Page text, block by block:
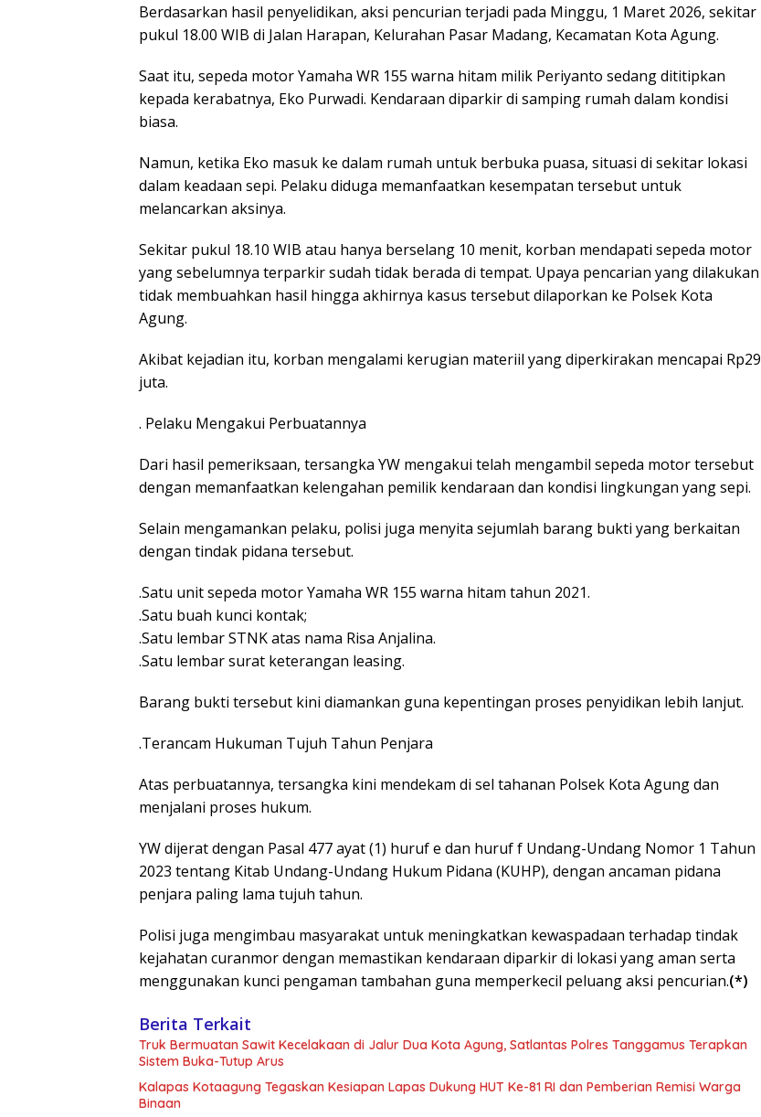
Berdasarkan hasil penyelidikan, aksi pencurian terjadi pada Minggu, 1 Maret 2026, sekitar
pukul 18.00 WIB di Jalan Harapan, Kelurahan Pasar Madang, Kecamatan Kota Agung.
Saat itu, sepeda motor Yamaha WR 155 warna hitam milik Periyanto sedang dititipkan
kepada kerabatnya, Eko Purwadi. Kendaraan diparkir di samping rumah dalam kondisi
biasa.
Namun, ketika Eko masuk ke dalam rumah untuk berbuka puasa, situasi di sekitar lokasi
dalam keadaan sepi. Pelaku diduga memanfaatkan kesempatan tersebut untuk
melancarkan aksinya.
Sekitar pukul 18.10 WIB atau hanya berselang 10 menit, korban mendapati sepeda motor
yang sebelumnya terparkir sudah tidak berada di tempat. Upaya pencarian yang dilakukan
tidak membuahkan hasil hingga akhirnya kasus tersebut dilaporkan ke Polsek Kota
Agung.
Akibat kejadian itu, korban mengalami kerugian materiil yang diperkirakan mencapai Rp29
juta.
. Pelaku Mengakui Perbuatannya
Dari hasil pemeriksaan, tersangka YW mengakui telah mengambil sepeda motor tersebut
dengan memanfaatkan kelengahan pemilik kendaraan dan kondisi lingkungan yang sepi.
Selain mengamankan pelaku, polisi juga menyita sejumlah barang bukti yang berkaitan
dengan tindak pidana tersebut.
.Satu unit sepeda motor Yamaha WR 155 warna hitam tahun 2021.
.Satu buah kunci kontak;
.Satu lembar STNK atas nama Risa Anjalina.
.Satu lembar surat keterangan leasing.
Barang bukti tersebut kini diamankan guna kepentingan proses penyidikan lebih lanjut.
.Terancam Hukuman Tujuh Tahun Penjara
Atas perbuatannya, tersangka kini mendekam di sel tahanan Polsek Kota Agung dan
menjalani proses hukum.
YW dijerat dengan Pasal 477 ayat (1) huruf e dan huruf f Undang-Undang Nomor 1 Tahun
2023 tentang Kitab Undang-Undang Hukum Pidana (KUHP), dengan ancaman pidana
penjara paling lama tujuh tahun.
Polisi juga mengimbau masyarakat untuk meningkatkan kewaspadaan terhadap tindak
kejahatan curanmor dengan memastikan kendaraan diparkir di lokasi yang aman serta
menggunakan kunci pengaman tambahan guna memperkecil peluang aksi pencurian.(*)
Berita Terkait
Truk Bermuatan Sawit Kecelakaan di Jalur Dua Kota Agung, Satlantas Polres Tanggamus Terapkan
Sistem Buka-Tutup Arus
Kalapas Kotaagung Tegaskan Kesiapan Lapas Dukung HUT Ke-81 RI dan Pemberian Remisi Warga
Binaan